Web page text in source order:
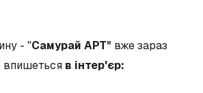
- "Самурай АРТ" вже зараз
впишеться в інтер'єр: